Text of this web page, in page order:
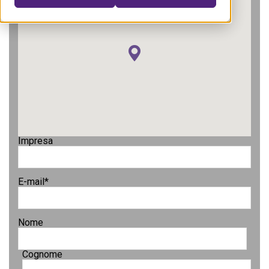
Impresa
E-mail*
Nome
Cognome